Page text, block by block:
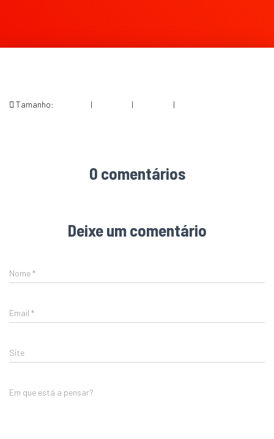
Tamanho: | | |
0 comentários
Deixe um comentário
Nome*
Email *
Site
Em que está a pensar?